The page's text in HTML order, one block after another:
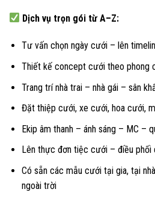
Dịch vụ trọn gói từ A–Z:
Tư vấn chọn ngày cưới – lên
Thiết kế concept cưới theo phong
Trang trí nhà trai – nhà gái – sân
Đặt thiệp cưới, xe cưới, hoa cưới,
Ekip âm thanh – ánh sáng – MC –
Lên thực đơn tiệc cưới – điều phối
Có sẵn các mẫu cưới tại gia, tại
ngoài trời